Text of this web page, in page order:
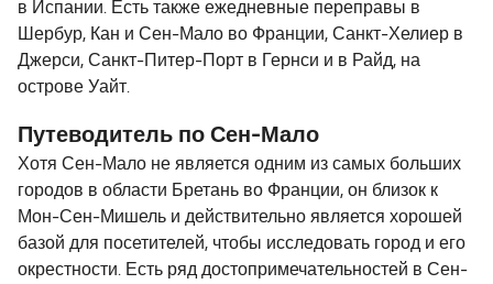
в Испании. Есть также ежедневные переправы в
Шербур, Кан и Сен-Мало во Франции, Санкт-Хелиер в
Джерси, Санкт-Питер-Порт в Гернси и в Райд, на
острове Уайт.
Путеводитель по Сен-Мало
Хотя Сен-Мало не является одним из самых больших
городов в области Бретань во Франции, он близок к
Мон-Сен-Мишель и действительно является хорошей
базой для посетителей, чтобы исследовать город и его
окрестности. Есть ряд достопримечательностей в Сен-